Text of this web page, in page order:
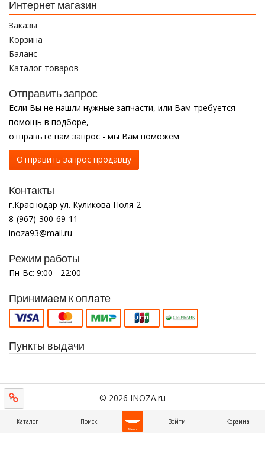
Интернет магазин
Заказы
Корзина
Баланс
Каталог товаров
Отправить запрос
Если Вы не нашли нужные запчасти, или Вам требуется
помощь в подборе,
отправьте нам запрос - мы Вам поможем
Отправить запрос продавцу
Контакты
г.Краснодар ул. Куликова Поля 2
8-(967)-300-69-11
inoza93@mail.ru
Режим работы
Пн-Вс: 9:00 - 22:00
Принимаем к оплате
Пункты выдачи
© 2026 INOZA.ru